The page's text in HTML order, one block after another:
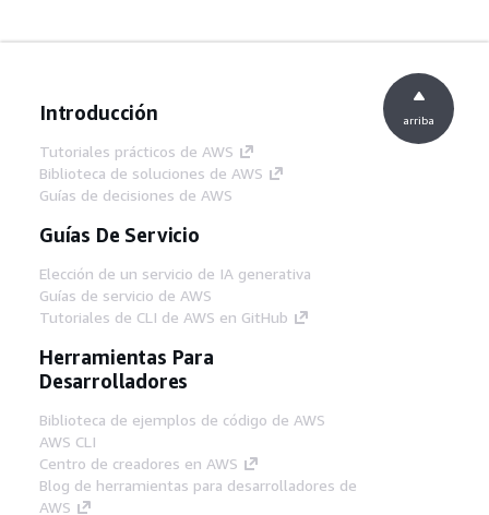
Introducción
Tutoriales prácticos de AWS
Biblioteca de soluciones de AWS
Guías de decisiones de AWS
Guías De Servicio
Elección de un servicio de IA generativa
Guías de servicio de AWS
Tutoriales de CLI de AWS en GitHub
Herramientas Para
Desarrolladores
Biblioteca de ejemplos de código de AWS
AWS CLI
Centro de creadores en AWS
Blog de herramientas para desarrolladores de
AWS
arriba